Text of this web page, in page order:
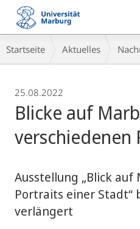
Mobile-
Navigation
Breadcrumb-
Navigation
Startseite Aktuelles
25.08.2022
Blicke auf
verschiedenen
Ausstellung „Blick auf
Portraits einer Stadt“
verlängert